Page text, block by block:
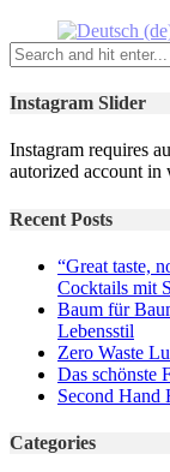
Instagram Slider
Instagram requires
autorized account in
Recent Posts
“Great taste,
Cocktails mit
Baum für
Lebensstil
Zero Waste
Das schönste
Second Hand
Categories